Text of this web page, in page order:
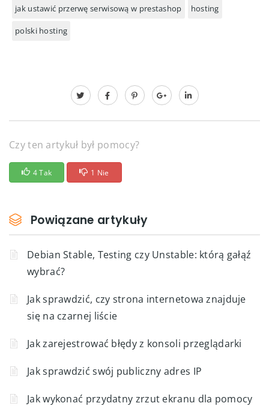
jak ustawić przerwę serwisową w prestashop hosting
polski hosting
Czy ten artykuł był pomocy?
4 Tak 1 Nie
Powiązane artykuły
Debian Stable, Testing czy Unstable: którą gałąź
wybrać?
Jak sprawdzić, czy strona internetowa znajduje
się na czarnej liście
Jak zarejestrować błędy z konsoli przeglądarki
Jak sprawdzić swój publiczny adres IP
Jak wykonać przydatny zrzut ekranu dla pomocy